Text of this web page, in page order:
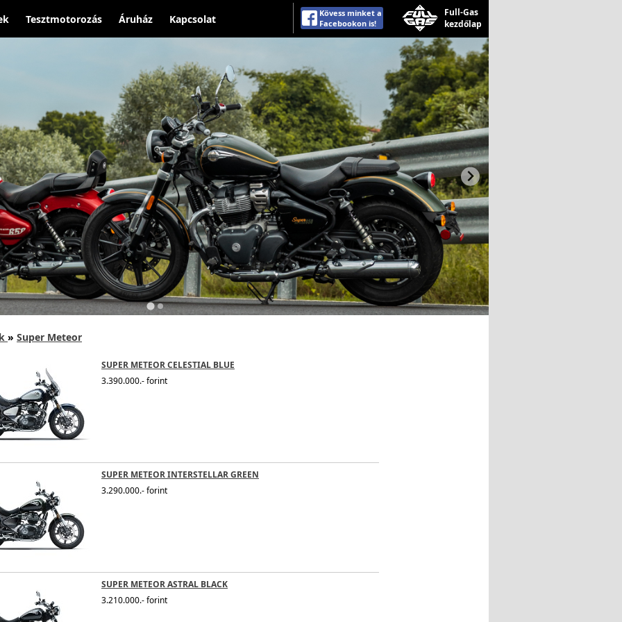
Tesztmotorozás Áruház Kapcsolat
Kövess minket a
Facebookon is!
Full-Gas
kezdőlap
» Super Meteor
SUPER METEOR CELESTIAL BLUE
3.390.000.- forint
SUPER METEOR INTERSTELLAR GREEN
3.290.000.- forint
SUPER METEOR ASTRAL BLACK
3.210.000.- forint